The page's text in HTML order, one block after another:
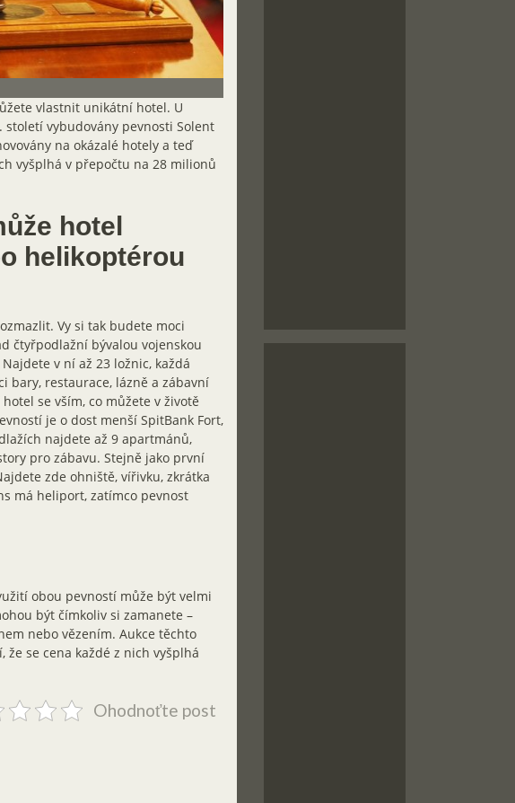
vlastnit unikátní hotel. U
vybudovány pevnosti Solent
na okázalé hotely a teď
vyšplhá v přepočtu na 28 milionů
hotel
helikoptérou
Vy si tak budete moci
čtyřpodlažní bývalou vojenskou
v ní až 23 ložnic, každá
bary, restaurace, lázně a zábavní
se vším, co můžete v životě
je o dost menší SpitBank Fort,
najdete až 9 apartmánů,
pro zábavu. Stejně jako první
zde ohniště, vířivku, zkrátka
má heliport, zatímco pevnost
obou pevností může být velmi
být čímkoliv si zamanete –
nebo vězením. Aukce těchto
se cena každé z nich vyšplhá
Ohodnoťte post